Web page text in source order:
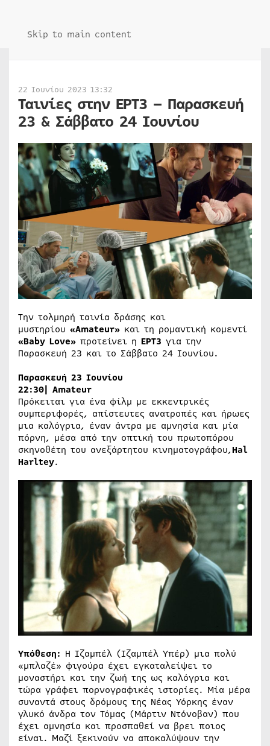
Skip to main content
22 Ιουνίου 2023 13:32
Ταινίες στην ΕΡΤ3 – Παρασκευή
23 & Σάββατο 24 Ιουνίου
Την τολμηρή ταινία δράσης και
μυστηρίου «Amateur» και τη ρομαντική κομεντί
«Baby Love» προτείνει η ΕΡΤ3 για την
Παρασκευή 23 και το Σάββατο 24 Ιουνίου.
Παρασκευή 23 Ιουνίου
22:30| Amateur
Πρόκειται για ένα φίλμ με εκκεντρικές
συμπεριφορές, απίστευτες ανατροπές και ήρωες
μια καλόγρια, έναν άντρα με αμνησία και μία
πόρνη, μέσα από την οπτική του πρωτοπόρου
σκηνοθέτη του ανεξάρτητου κινηματογράφου,Hal
Harltey.
Υπόθεση: Η Ιζαμπέλ (Ιζαμπέλ Υπέρ) μια πολύ
«μπλαζέ» φιγούρα έχει εγκαταλείψει το
μοναστήρι και την ζωή της ως καλόγρια και
τώρα γράφει πορνογραφικές ιστορίες. Μία μέρα
συναντά στους δρόμους της Νέας Υόρκης έναν
γλυκό άνδρα τον Τόμας (Μάρτιν Ντόνοβαν) που
έχει αμνησία και προσπαθεί να βρει ποιος
είναι. Μαζί ξεκινούν να αποκαλύψουν την